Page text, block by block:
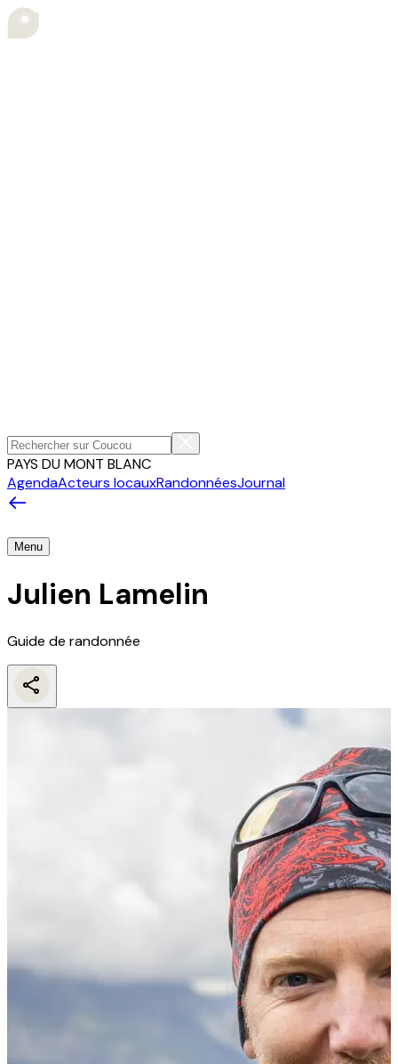
PAYS DU MONT BLANC
AgendaActeurs locauxRandonnéesJournal
Menu
Julien Lamelin
Guide de randonnée